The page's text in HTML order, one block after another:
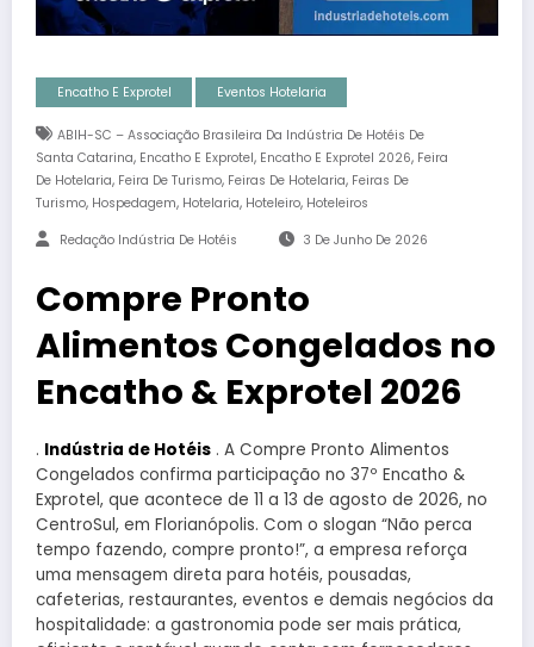
Encatho E Exprotel Eventos Hotelaria
ABIH-SC – Associação Brasileira Da Indústria De Hotéis De
Santa Catarina, Encatho E Exprotel, Encatho E Exprotel 2026, Feira
De Hotelaria, Feira De Turismo, Feiras De Hotelaria, Feiras De
Turismo, Hospedagem, Hotelaria, Hoteleiro, Hoteleiros
Redação Indústria De Hotéis 3 De Junho De 2026
Compre Pronto
Alimentos Congelados no
Encatho & Exprotel 2026
. Indústria de Hotéis . A Compre Pronto Alimentos
Congelados confirma participação no 37º Encatho &
Exprotel, que acontece de 11 a 13 de agosto de 2026, no
CentroSul, em Florianópolis. Com o slogan “Não perca
tempo fazendo, compre pronto!”, a empresa reforça
uma mensagem direta para hotéis, pousadas,
cafeterias, restaurantes, eventos e demais negócios da
hospitalidade: a gastronomia pode ser mais prática,